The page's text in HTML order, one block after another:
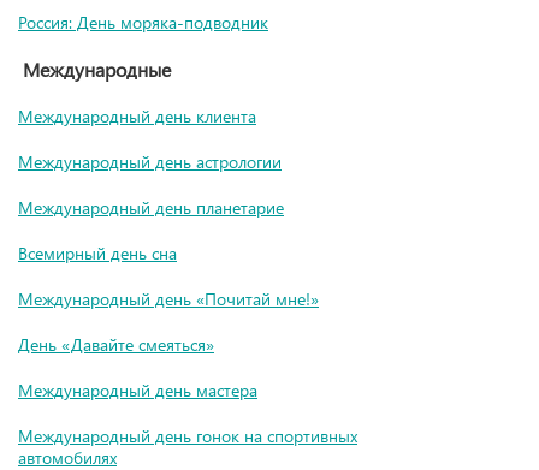
Россия: День моряка-подводник
Международные
Международный день клиента
Международный день астрологии
Международный день планетарие
Всемирный день сна
Международный день «Почитай мне!»
День «Давайте смеяться»
Международный день мастера
Международный день гонок на спортивных
автомобилях